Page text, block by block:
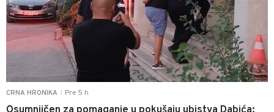
CRNA HRONIKA Pre 5 h